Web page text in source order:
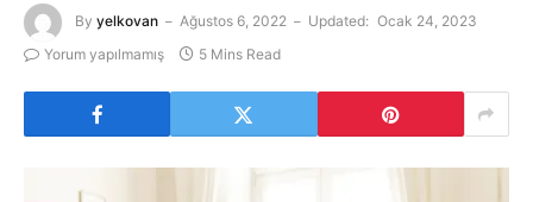
By yelkovan Ağustos 6, 2022 Updated: Ocak 24, 2023
Yorum yapılmamış
5 Mins Read